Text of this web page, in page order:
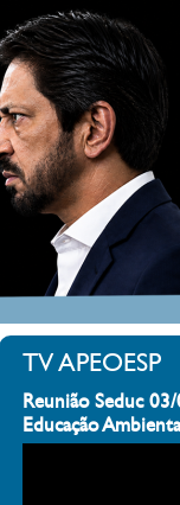
TV APEOESP
Reunião Seduc
Educação